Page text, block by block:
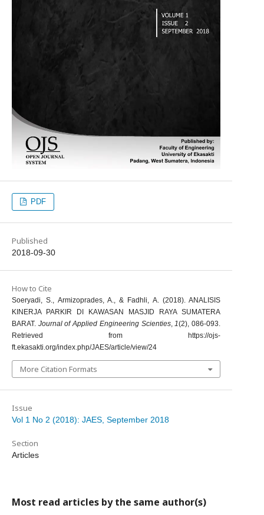
PDF
Published
2018-09-30
How to Cite
Soeryadi, S., Armizoprades, A., & Fadhli, A. (2018). ANALISIS
KINERJA PARKIR DI KAWASAN MASJID RAYA SUMATERA
BARAT. Journal of Applied Engineering Scienties, 1(2), 086-093.
Retrieved from https://ojs-
ft.ekasakti.org/index.php/JAES/article/view/24
More Citation Formats
Issue
Vol 1 No 2 (2018): JAES, September 2018
Section
Articles
Most read articles by the same author(s)